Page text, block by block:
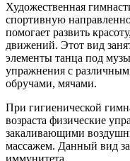
Художественная
спортивную
помогает развить
движений. Этот вид
элементы танца под
упражнения с
обручами, мячами.
При гигиенической
возраста физические
закаливающими
массажем. Данный вид
иммунитета.